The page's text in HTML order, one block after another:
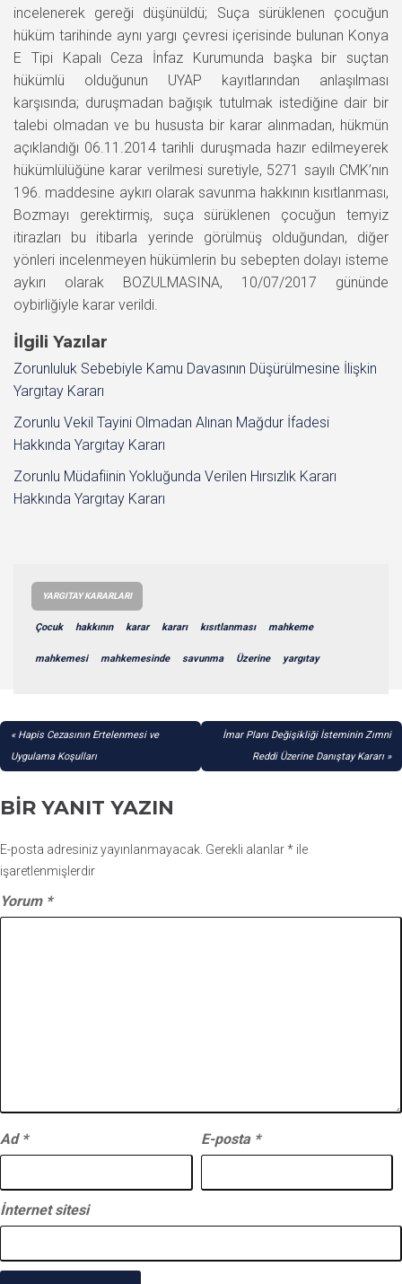
incelenerek gereği düşünüldü; Suça sürüklenen çocuğun
hüküm tarihinde aynı yargı çevresi içerisinde bulunan Konya
E Tipi Kapalı Ceza İnfaz Kurumunda başka bir suçtan
hükümlü olduğunun UYAP kayıtlarından anlaşılması
karşısında; duruşmadan bağışık tutulmak istediğine dair bir
talebi olmadan ve bu hususta bir karar alınmadan, hükmün
açıklandığı 06.11.2014 tarihli duruşmada hazır edilmeyerek
hükümlülüğüne karar verilmesi suretiyle, 5271 sayılı CMK’nın
196. maddesine aykırı olarak savunma hakkının kısıtlanması,
Bozmayı gerektirmiş, suça sürüklenen çocuğun temyiz
itirazları bu itibarla yerinde görülmüş olduğundan, diğer
yönleri incelenmeyen hükümlerin bu sebepten dolayı isteme
aykırı olarak BOZULMASINA, 10/07/2017 gününde
oybirliğiyle karar verildi.
İlgili Yazılar
Zorunluluk Sebebiyle Kamu Davasının Düşürülmesine İlişkin
Yargıtay Kararı
Zorunlu Vekil Tayini Olmadan Alınan Mağdur İfadesi
Hakkında Yargıtay Kararı
Zorunlu Müdafiinin Yokluğunda Verilen Hırsızlık Kararı
Hakkında Yargıtay Kararı
YARGITAY KARARLARI
Çocuk hakkının karar kararı kısıtlanması mahkeme
mahkemesi mahkemesinde savunma Üzerine yargıtay
YAZI
GEZINMESI
Hapis Cezasının Ertelenmesi ve
Uygulama Koşulları
İmar Planı Değişikliği İsteminin Zımni
Reddi Üzerine Danıştay Kararı
BIR YANIT YAZIN
E-posta adresiniz yayınlanmayacak. Gerekli alanlar* ile
işaretlenmişlerdir
Yorum *
Ad * E-posta *
İnternet sitesi